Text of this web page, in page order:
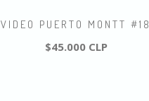
VIDEO PUERTO MONTT #18
$45.000 CLP